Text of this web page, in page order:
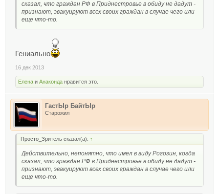
сказал, что граждан РФ в Приднестровье в обиду не дадут -
признают, эвакуируют всех своих граждан в случае чего или
еще что-то.
Гениально
16 дек 2013
Елена и Анаконда нравится это.
ГастЫр БайтЫр
Старожил
Просто_Зритель сказал(а): ↑
Действительно, непонятно, что имел в виду Рогозин, когда
сказал, что граждан РФ в Приднестровье в обиду не дадут -
признают, эвакуируют всех своих граждан в случае чего или
еще что-то.